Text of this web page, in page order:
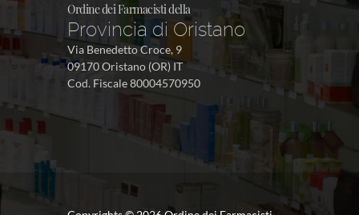
Ordine dei Farmacisti della
Provincia di Oristano
Via Benedetto Croce, 9
09170 Oristano (OR) IT
Cod. Fiscale 80004570950